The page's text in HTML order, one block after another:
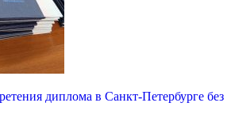
диплома в Санкт-Петербурге без